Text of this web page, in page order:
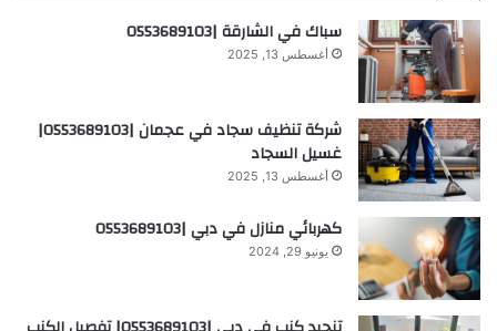
سباك في الشارقة |0553689103
أغسطس 13, 2025
شركة تنظيف سجاد في عجمان |0553689103|
غسيل السجاد
أغسطس 13, 2025
كهربائي منازل في دبي |0553689103
يونيو 29, 2024